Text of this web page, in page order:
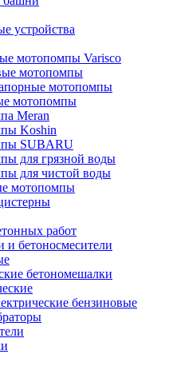
устройства
мотопомпы Varisco
мотопомпы
мотопомпы
мотопомпы
Meran
Koshin
SUBARU
для грязной воды
для чистой воды
мотопомпы
работ
и бетоносмесители
бетономешалки
бензиновые